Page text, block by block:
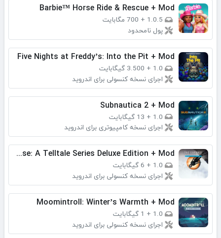
Barbie™ Horse Ride & Rescue + Mod
1.0.5
+ 700 مگابایت
پول نامحدود
Five Nights at Freddy’s: Into the Pit + Mod
1.0
+ 3.500 گیگابایت
اجرای نسخه کنسولی برای اندروید
Subnautica 2 + Mod
1.0
+ 13 گیگابایت
اجرای نسخه کامپیوتری برای اندروید
The Expanse: A Telltale Series Deluxe Edition + Mod
1.0
+ 6 گیگابایت
اجرای نسخه کنسولی برای اندروید
Moomintroll: Winter’s Warmth + Mod
1.0
+ 1 گیگابایت
اجرای نسخه کنسولی برای اندروید